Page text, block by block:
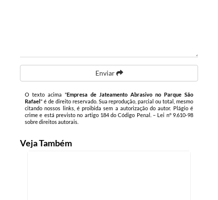
Enviar
O texto acima "Empresa de Jateamento Abrasivo no Parque São
Rafael" é de direito reservado. Sua reprodução, parcial ou total, mesmo
citando nossos links, é proibida sem a autorização do autor. Plágio é
crime e está previsto no artigo 184 do Código Penal. – Lei n° 9.610-98
sobre direitos autorais
Veja Também